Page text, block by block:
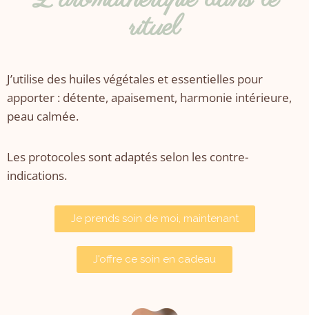
rituel
J’utilise des huiles végétales et essentielles pour
apporter : détente, apaisement, harmonie intérieure,
peau calmée.
Les protocoles sont adaptés selon les contre-
indications.
Je prends soin de moi, maintenant
J'offre ce soin en cadeau